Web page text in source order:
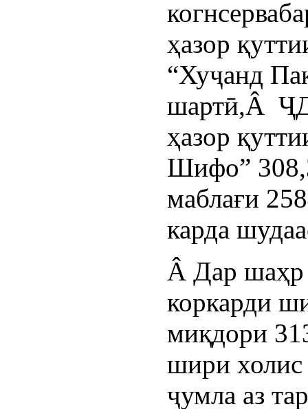
ҳазор
“Хуҷанд
шартӣ,Â
ҳазор
Шифо”
маблағи
карда
Â Дар шаҳр
коркарди
миқдори
шири холис
ҷумла аз